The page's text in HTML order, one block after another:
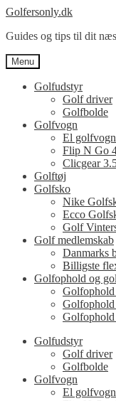
Spring
navigation
Spring
indhold
Golfersonly.dk
Guides og tips til dit
Menu
Golfudstyr
Golf driver
Golfbolde
Golfvogn
El
Flip N Go
Clicgear
Golftøj
Golfsko
Nike
Ecco
Golf
Golf medlemskab
Danmarks
Billigste
Golfophold og
Golfudstyr
Golf driver
Golfbolde
Golfvogn
El